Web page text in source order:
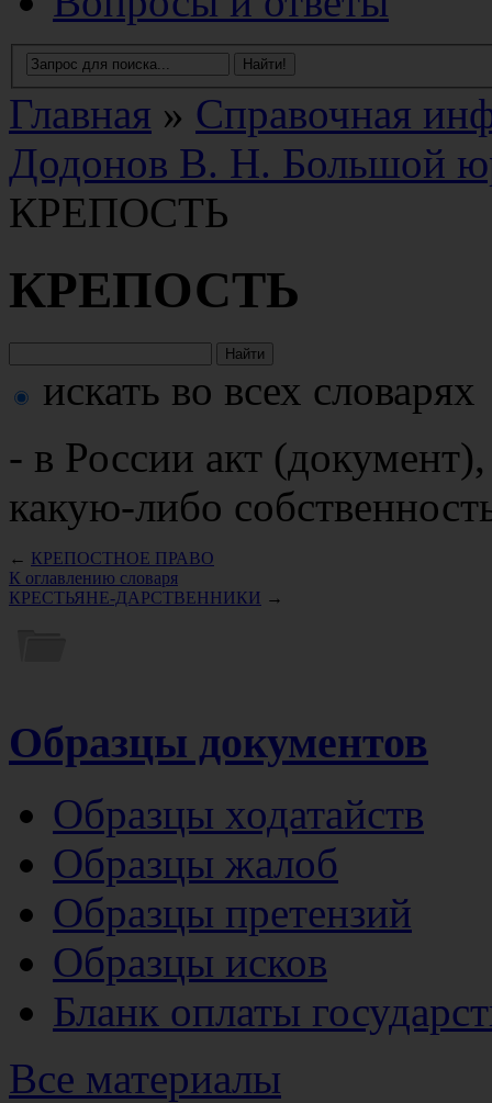
Главная » Справочная
Додонов В. Н. Большой
КРЕПОСТЬ
КРЕПОСТЬ
искать во всех словарях
- в России акт
какую-либо
←
КРЕПОСТНОЕ ПРАВО
К оглавлению словаря
КРЕСТЬЯНЕ-ДАРСТВЕННИКИ →
Образцы документов
Образцы ходатайств
Образцы жалоб
Образцы претензий
Образцы исков
Бланк оплаты
Все материалы